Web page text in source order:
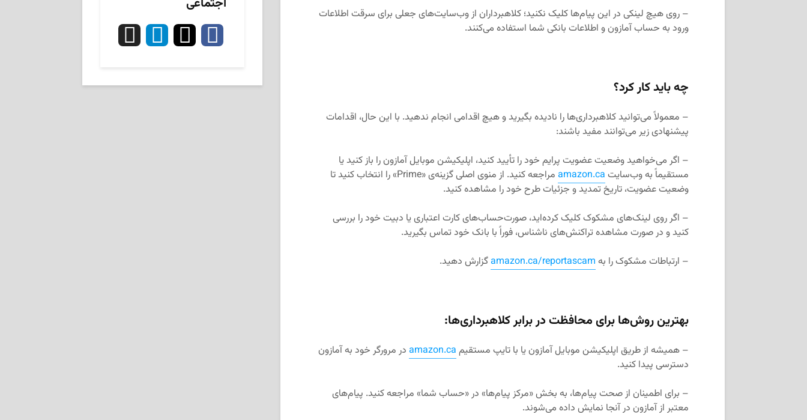
– روی هیچ لینکی در این پیام‌ها کلیک نکنید؛ کلاهبرداران از وب‌سایت‌های جعلی برای سرقت اطلاعات
ورود به حساب آمازون و اطلاعات بانکی شما استفاده می‌کنند.
چه باید کار کرد؟
– معمولاً می‌توانید کلاهبرداری‌ها را نادیده بگیرید و هیچ اقدامی انجام ندهید. با این حال، اقدامات
پیشنهادی زیر می‌توانند مفید باشند:
– اگر می‌خواهید وضعیت عضویت پرایم خود را تأیید کنید، اپلیکیشن موبایل آمازون را باز کنید یا
مستقیماً به وب‌سایت amazon.ca
مراجعه کنید. از منوی اصلی گزینه‌ی «Prime» را انتخاب کنید تا
وضعیت عضویت، تاریخ تمدید و جزئیات طرح خود را مشاهده کنید.
– اگر روی لینک‌های مشکوک کلیک کرده‌اید، صورت‌حساب‌های کارت اعتباری یا دبیت خود را بررسی
کنید و در صورت مشاهده تراکنش‌های ناشناس، فوراً با بانک خود تماس بگیرید.
– ارتباطات مشکوک را به amazon.ca/reportascamگزارش دهید.
بهترین روش‌ها برای محافظت در برابر کلاهبرداری‌ها:
– همیشه از طریق اپلیکیشن موبایل آمازون یا با تایپ مستقیم amazon.ca در مرورگر خود به آمازون
دسترسی پیدا کنید.
– برای اطمینان از صحت پیام‌ها، به بخش «مرکز پیام‌ها» در «حساب شما» مراجعه کنید. پیام‌های
معتبر از آمازون در آنجا نمایش داده می‌شوند.